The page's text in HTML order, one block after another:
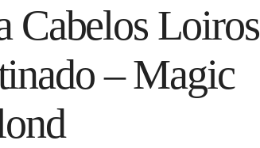
Cabelos Loiros
– Magic